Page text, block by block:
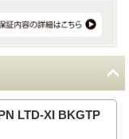
LTD-XI BKGTP